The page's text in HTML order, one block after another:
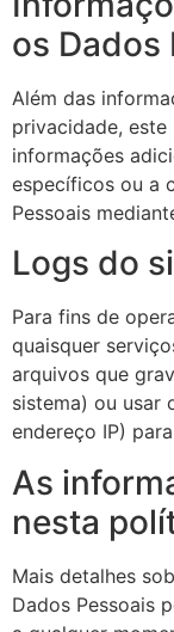
os Dados
Além das
privacidade,
informações
específicos ou a
Pessoais
Logs do
Para fins de
quaisquer
arquivos que
sistema) ou usar
endereço IP)
As
nesta
Mais detalhes
Dados Pessoais